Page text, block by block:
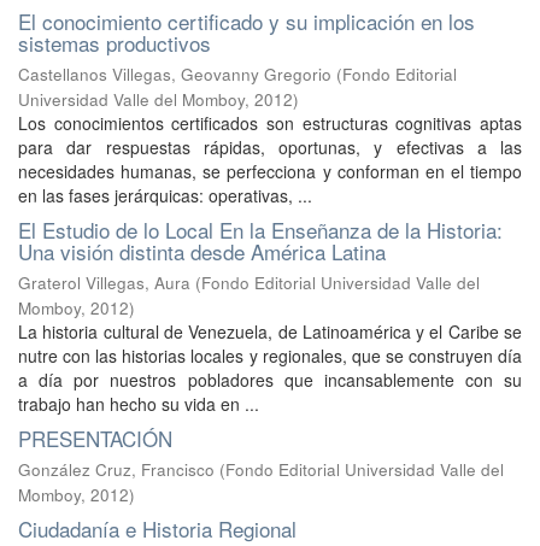
El conocimiento certificado y su implicación en los
sistemas productivos
Castellanos Villegas, Geovanny Gregorio (Fondo Editorial
Universidad Valle del Momboy, 2012)
Los conocimientos certificados son estructuras cognitivas aptas
para dar respuestas rápidas, oportunas, y efectivas a las
necesidades humanas, se perfecciona y conforman en el tiempo
en las fases jerárquicas: operativas, ...
El Estudio de lo Local En la Enseñanza de la Historia:
Una visión distinta desde América Latina
Graterol Villegas, Aura (Fondo Editorial Universidad Valle del
Momboy, 2012)
La historia cultural de Venezuela, de Latinoamérica y el Caribe se
nutre con las historias locales y regionales, que se construyen día
a día por nuestros pobladores que incansablemente con su
trabajo han hecho su vida en ...
PRESENTACIÓN
González Cruz, Francisco (Fondo Editorial Universidad Valle del
Momboy, 2012)
Ciudadanía e Historia Regional